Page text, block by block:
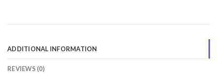
ADDITIONAL INFORMATION
REVIEWS (0)